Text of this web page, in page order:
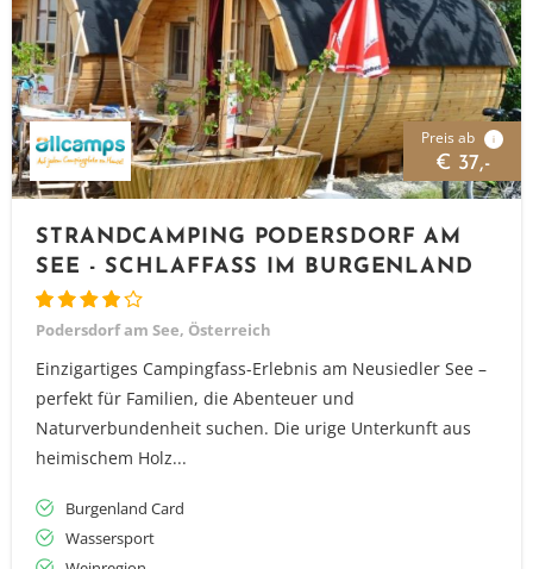
Preis ab i
€ 37,-
STRANDCAMPING PODERSDORF AM
SEE - SCHLAFFASS IM BURGENLAND
Podersdorf am See, Österreich
Einzigartiges Campingfass-Erlebnis am Neusiedler See –
perfekt für Familien, die Abenteuer und
Naturverbundenheit suchen. Die urige Unterkunft aus
heimischem Holz...
Burgenland Card
Wassersport